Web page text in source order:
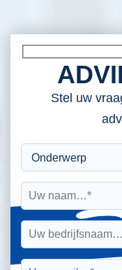
Stel uw